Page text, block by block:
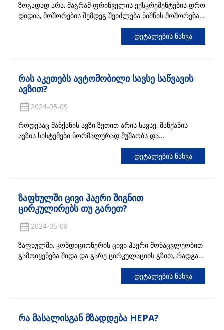
ზოგადად არა, მაგრამ ფრინველის ექსკრემენტების დრო
დიდია, მოშორების შემდეგ შეიძლება ნიშნის მოშორება
გაძნელდეს, ამ ნიშნის მოსაშორებლად არ გამოიყენოთ
ლურსმნები ან სხვა ბასრი საგნები, ფრთხილად
დააზიანეთ საღებავი. საუკეთესო გზაა წყლით შევსება და
Დეტალების Ნახვა
Რას Აკეთებს Ავტომობილი Სავსე Საწვავის
Ავზით?
2024-05-09
როდესაც მანქანის ავზი ზეთით არის სავსე, მანქანის
ავზის სისტემები ნორმალურად მუშაობს და
ავტომობილზე არანაირი ზემოქმედება არ ხდება.
რადგან ბენზინის ავზი და ბენზინი ზეთის სარქველს
ემატება, მანქანის ავზში გარკვეული ადგილია, რომელიც
Დეტალების Ნახვა
Ზაფხულში Ცივი Ჰაერი Შიგნით
Ცირკულირებს Თუ Გარეთ?
2024-05-08
ზაფხულში, კონდიციონერის ცივი ჰაერი მონაცვლეობით
გამოიყენება შიდა და გარე ცირკულაციის გზით, რადგან
შიდა ცირკულაციას შეუძლია დაბლოკოს მანქანის
გარეთ თბილი ჰაერი, რაც იწვევს მანქანის შიგნით
ტემპერატურის სწრაფად შემცირებას და ადამიანებს
Დეტალების Ნახვა
Რა Მასალისგან Მზადდება HEPA?